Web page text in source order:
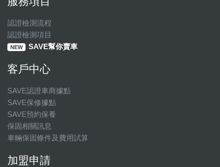
認證檢測流程
認證檢測項目
NEW SAVE幫你賣車
客戶中心
SAVE認證車商據點
SAVE保修據點
SAVE預約保養
保固相關訊息
車輛保固條件及費用試算
加盟申請